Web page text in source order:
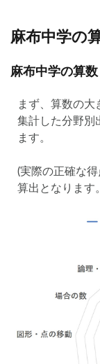
麻布中学の
麻布中学の算
まず、算数の大
集計した分野別
ます。
(実際の正確な
算出となります